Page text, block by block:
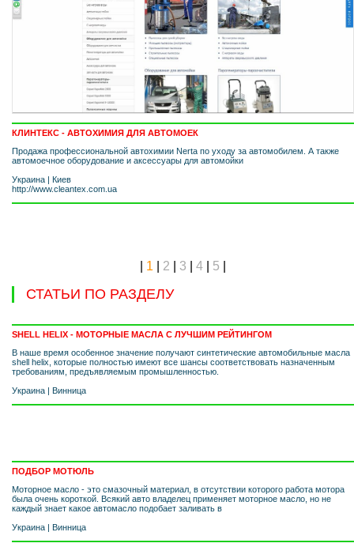
КЛИНТЕКС - АВТОХИМИЯ ДЛЯ АВТОМОЕК
Продажа профессиональной автохимии Nerta по уходу за автомобилем. А также
автомоечное оборудование и аксессуары для автомойки
Украина | Киев
http://www.cleantex.com.ua
1 2 3 4 5
СТАТЬИ ПО РАЗДЕЛУ
SHELL HELIX - МОТОРНЫЕ МАСЛА С ЛУЧШИМ РЕЙТИНГОМ
В наше время особенное значение получают синтетические автомобильные масла
shell helix, которые полностью имеют все шансы соответствовать назначенным
требованиям, предъявляемым промышленностью.
Украина | Винница
ПОДБОР МОТЮЛЬ
Моторное масло - это смазочный материал, в отсутствии которого работа мотора
была очень короткой. Всякий авто владелец применяет моторное масло, но не
каждый знает какое автомасло подобает заливать в
Украина | Винница